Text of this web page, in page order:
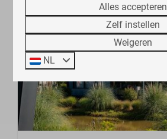
Nederland - OverijsselAlles accepteren
Zelf instellen
Weigeren
NL